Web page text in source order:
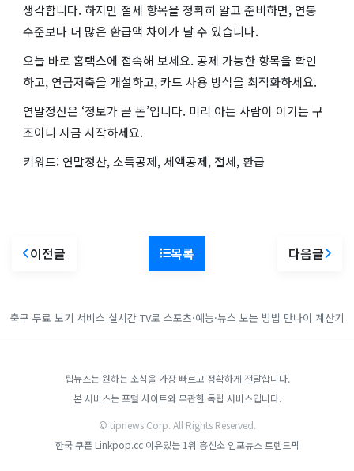
생각합니다. 하지만 절세 항목을 정확히 알고 준비하면, 연봉
수준보다 더 많은 환급액 차이가 날 수 있습니다.
오늘 바로 홈택스에 접속해 보세요. 공제 가능한 항목을 확인
하고, 연금저축을 개설하고, 카드 사용 방식을 최적화하세요.
연말정산은 ‘정보가 곧 돈’입니다. 미리 아는 사람이 이기는 구
조이니 지금 시작하세요.
키워드: 연말정산, 소득공제, 세액공제, 절세, 환급
이전글 목록 다음글
축구 무료 보기 서비스 실시간 TV로 스포츠·예능·뉴스 보는 방법 만나이 계산기
팁뉴스는 원하는 소식을 가장 빠르고 정확하게 전달합니다.
본 서비스는 포털 사이트와 무관한 독립 서비스입니다.
© tipnews Corp. All Rights Reserved.
한국 쿠폰 Linkpop.cc 이유있는 1위 흥신소 인포뉴스 트렌드픽